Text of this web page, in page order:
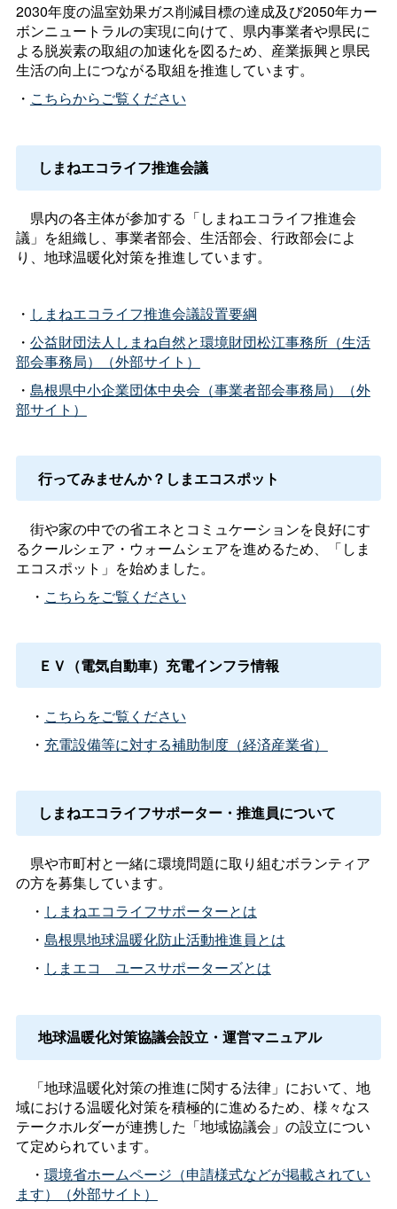
2030年度の温室効果ガス削減目標の達成及び2050年カー
ボンニュートラルの実現に向けて、県内事業者や県民に
よる脱炭素の取組の加速化を図るため、産業振興と県民
生活の向上につながる取組を推進しています。
・ こちらからご覧ください
しまねエコライフ推進会議
県内の各主体が参加する「しまねエコライフ推進会
議」を組織し、事業者部会、生活部会、行政部会によ
り、地球温暖化対策を推進しています。
・ しまねエコライフ推進会議設置要綱
・ 公益財団法人しまね自然と環境財団松江事務所（生活
部会事務局）（外部サイト）
・ 島根県中小企業団体中央会（事業者部会事務局）（外
部サイト）
行ってみませんか？しまエコスポット
街や家の中での省エネとコミュケーションを良好にす
るクールシェア・ウォームシェアを進めるため、「しま
エコスポット」を始めました。
・ こちらをご覧ください
ＥＶ（電気自動車）充電インフラ情報
・ こちらをご覧ください
・ 充電設備等に対する補助制度（経済産業省）
しまねエコライフサポーター・推進員について
県や市町村と一緒に環境問題に取り組むボランティア
の方を募集しています。
・ しまねエコライフサポーターとは
・ 島根県地球温暖化防止活動推進員とは
・ しまエコ ユースサポーターズとは
地球温暖化対策協議会設立・運営マニュアル
「地球温暖化対策の推進に関する法律」において、地
域における温暖化対策を積極的に進めるため、様々なス
テークホルダーが連携した「地域協議会」の設立につい
て定められています。
・ 環境省ホームページ（申請様式などが掲載されてい
ます）（外部サイト）